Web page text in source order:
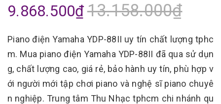
9.868.500₫13.158.000₫
Piano điện Yamaha YDP-88II uy tín chất lượng tphc
m. Mua piano điện Yamaha YDP-88II đã qua sử dụn
g, chất lượng cao, giá rẻ, bảo hành uy tín, phù hợp v
ới người mới tập chơi piano và nghệ sĩ piano chuyê
n nghiệp. Trung tâm Thu Nhạc tphcm chi nhánh qu